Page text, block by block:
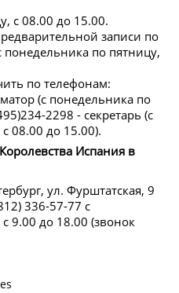
с 08.00 до 15.00.
записи по
понедельника по пятницу,
по телефонам:
(с понедельника по
2298 - секретарь (с
08.00 до 15.00).
Испания в
ул. Фурштатская, 9
336-57-77 с
9.00 до 18.00 (звонок